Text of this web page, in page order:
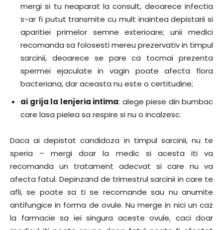
mergi si tu neaparat la consult, deoarece infectia
s-ar fi putut transmite cu mult inaintea depistarii si
aparitiei primelor semne exterioare; unii medici
recomanda sa folosesti mereu prezervativ in timpul
sarcinii, deoarece se pare ca tocmai prezenta
spermei ejaculate in vagin poate afecta flora
bacteriana, dar aceasta nu este o certitudine;
ai grija la lenjeria intima: alege piese din bumbac
care lasa pielea sa respire si nu o incalzesc.
Daca ai depistat candidoza in timpul sarcinii, nu te
speria – mergi doar la medic si acesta iti va
recomanda un tratament adecvat si care nu va
afecta fatul. Depinzand de trimestrul sarcinii in care te
afli, se poate sa ti se recomande sau nu anumite
antifungice in forma de ovule. Nu merge in nici un caz
la farmacie sa iei singura aceste ovule, caci doar